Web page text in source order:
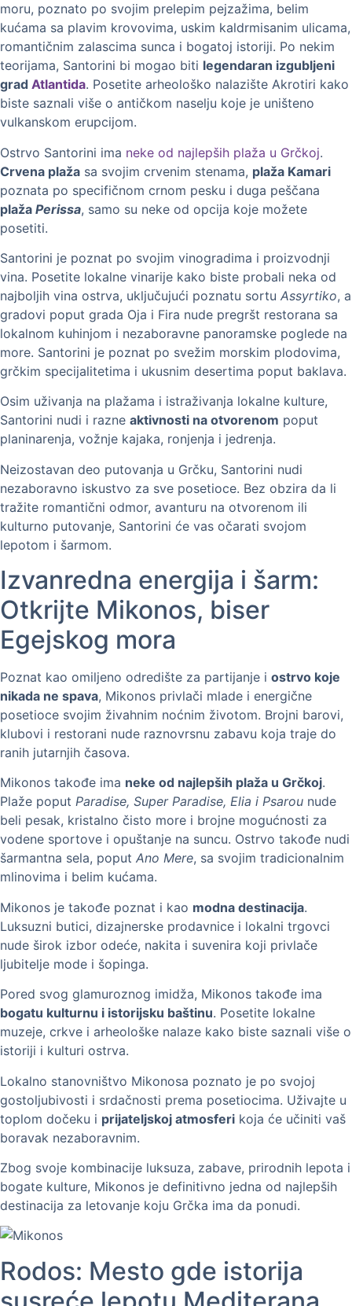
moru, poznato po svojim prelepim pejzažima, belim
kućama sa plavim krovovima, uskim kaldrmisanim ulicama,
romantičnim zalascima sunca i bogatoj istoriji. Po nekim
teorijama, Santorini bi mogao biti legendaran izgubljeni
grad Atlantida. Posetite arheološko nalazište Akrotiri kako
biste saznali više o antičkom naselju koje je uništeno
vulkanskom erupcijom.
Ostrvo Santorini ima neke od najlepših plaža u Grčkoj.
Crvena plaža sa svojim crvenim stenama, plaža Kamari
poznata po specifičnom crnom pesku i duga peščana
plaža Perissa, samo su neke od opcija koje možete
posetiti.
Santorini je poznat po svojim vinogradima i proizvodnji
vina. Posetite lokalne vinarije kako biste probali neka od
najboljih vina ostrva, uključujući poznatu sortu Assyrtiko, a
gradovi poput grada Oja i Fira nude pregršt restorana sa
lokalnom kuhinjom i nezaboravne panoramske poglede na
more. Santorini je poznat po svežim morskim plodovima,
grčkim specijalitetima i ukusnim desertima poput baklava.
Osim uživanja na plažama i istraživanja lokalne kulture,
Santorini nudi i razne aktivnosti na otvorenom poput
planinarenja, vožnje kajaka, ronjenja i jedrenja.
Neizostavan deo putovanja u Grčku, Santorini nudi
nezaboravno iskustvo za sve posetioce. Bez obzira da li
tražite romantični odmor, avanturu na otvorenom ili
kulturno putovanje, Santorini će vas očarati svojom
lepotom i šarmom.
Izvanredna energija i šarm:
Otkrijte Mikonos, biser
Egejskog mora
Poznat kao omiljeno odredište za partijanje i ostrvo koje
nikada ne spava, Mikonos privlači mlade i energične
posetioce svojim živahnim noćnim životom. Brojni barovi,
klubovi i restorani nude raznovrsnu zabavu koja traje do
ranih jutarnjih časova.
Mikonos takođe ima neke od najlepših plaža u Grčkoj.
Plaže poput Paradise, Super Paradise, Elia i Psarou nude
beli pesak, kristalno čisto more i brojne mogućnosti za
vodene sportove i opuštanje na suncu. Ostrvo takođe nudi
šarmantna sela, poput Ano Mere, sa svojim tradicionalnim
mlinovima i belim kućama.
Mikonos je takođe poznat i kao modna destinacija.
Luksuzni butici, dizajnerske prodavnice i lokalni trgovci
nude širok izbor odeće, nakita i suvenira koji privlače
ljubitelje mode i šopinga.
Pored svog glamuroznog imidža, Mikonos takođe ima
bogatu kulturnu i istorijsku baštinu. Posetite lokalne
muzeje, crkve i arheološke nalaze kako biste saznali više o
istoriji i kulturi ostrva.
Lokalno stanovništvo Mikonosa poznato je po svojoj
gostoljubivosti i srdačnosti prema posetiocima. Uživajte u
toplom dočeku i prijateljskoj atmosferi koja će učiniti vaš
boravak nezaboravnim.
Zbog svoje kombinacije luksuza, zabave, prirodnih lepota i
bogate kulture, Mikonos je definitivno jedna od najlepših
destinacija za letovanje koju Grčka ima da ponudi.
Rodos: Mesto gde istorija